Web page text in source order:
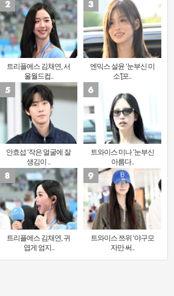
트리플에스 김채연, 서
울월드컵..
엔믹스 설윤 ‘눈부신 미
소’[포..
안효섭 ‘작은 얼굴에 잘
생김이 ..
트와이스 미나 ‘눈부신
아름다..
트리플에스 김채연, 귀
엽게 엄지..
트와이스 쯔위 ‘야구모
자만 써..